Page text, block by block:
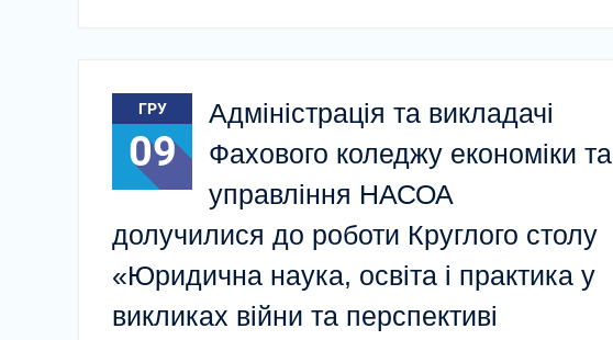
ГРУ
09
Адміністрація та викладачі
Фахового коледжу економіки та
управління НАСОА
долучилися до роботи Круглого столу
«Юридична наука, освіта і практика у
викликах війни та перспективі